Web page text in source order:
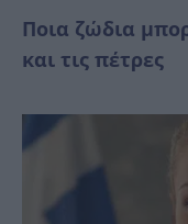
Ποια ζώδια
και τις πέτρες